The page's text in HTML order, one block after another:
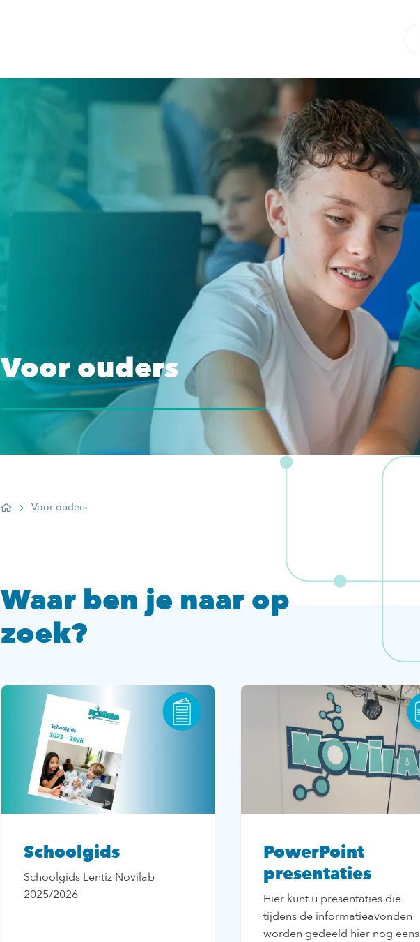
Voor ouders
HomeVoor ouders
Waar ben je naar op
zoek?
Schoolgids
Schoolgids Lentiz Novilab
2025/2026
PowerPoint
presentaties
Hier kunt u presentaties die
tijdens de informatieavonden
worden gedeeld hier nog eens